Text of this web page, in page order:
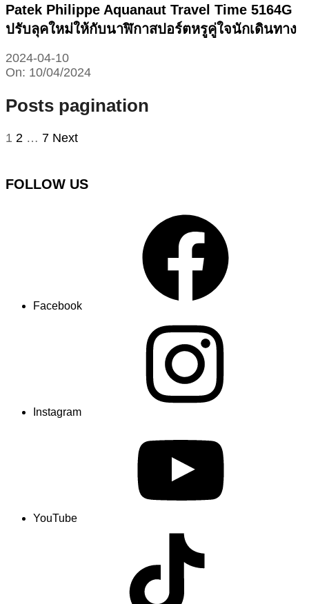
Patek Philippe Aquanaut Travel Time 5164G
ปรับลุคใหม่ให้กับนาฬิกาสปอร์ตหรูคู่ใจนักเดินทาง
2024-04-10
On: 10/04/2024
Posts pagination
1 2 … 7 Next
FOLLOW US
Facebook
Instagram
YouTube